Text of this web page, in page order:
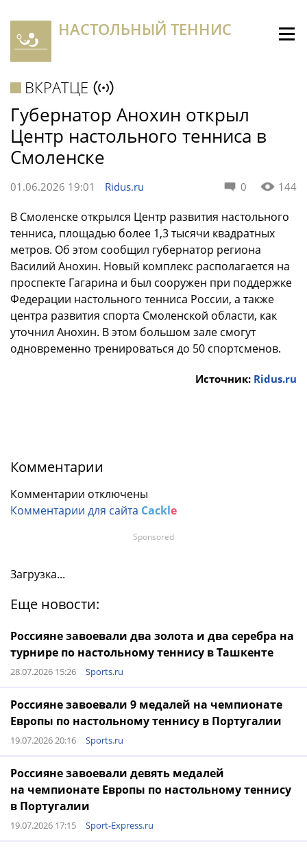
НАСТОЛЬНЫЙ ТЕННИС
ВКРАТЦЕ
Губернатор Анохин открыл
Центр настольного тенниса в
Смоленске
0 144
01.06.2026 19:01 Ridus.ru
В Смоленске открылся Центр развития настольного
тенниса, площадью более 1,3 тысячи квадратных
метров. Об этом сообщил губернатор региона
Василий Анохин. Новый комплекс располагается на
проспекте Гагарина и был сооружен при поддержке
Федерации настольного тенниса России, а также
центра развития спорта Смоленской области, как
уточнил Анохин. В этом большом зале смогут
одновременно тренироваться до 50 спортсменов.
Источник: Ridus.ru
Комментарии
Комментарии отключены
Комментарии для сайта Cackle
Загрузка...
Еще новости:
Россияне завоевали два золота и два серебра на
турнире по настольному теннису в Ташкенте
28.07.2026 15:26 Sports.ru
Россияне завоевали 9 медалей на чемпионате
Европы по настольному теннису в Португалии
19.07.2026 20:16 Sports.ru
Россияне завоевали девять медалей
на чемпионате Европы по настольному теннису
в Португалии
19.07.2026 17:15 Sport-Express.ru
Sponsored